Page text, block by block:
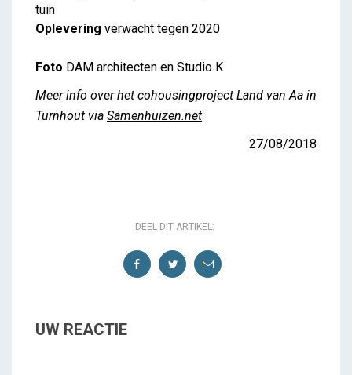
tuin
Oplevering verwacht tegen 2020
Foto DAM architecten en Studio K
Meer info over het cohousingproject Land van Aa in
Turnhout via Samenhuizen.net
27/08/2018
DEEL DIT ARTIKEL:
UW REACTIE